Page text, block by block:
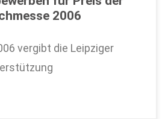
2006
vergibt die Leipziger